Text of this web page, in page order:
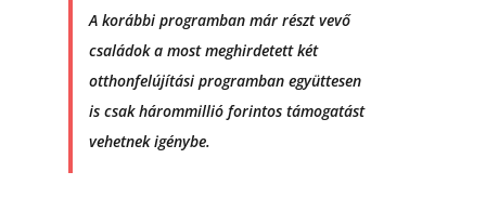
A korábbi programban már részt vevő
családok a most meghirdetett két
otthonfelújítási programban együttesen
is csak hárommillió forintos támogatást
vehetnek igénybe.